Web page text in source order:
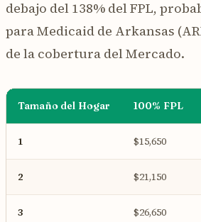
debajo del 138% del FPL,
para Medicaid de Arkansas
de la cobertura del Mercado.
Tamaño del Hogar 100% FPL
1 $15,650
2 $21,150
3 $26,650